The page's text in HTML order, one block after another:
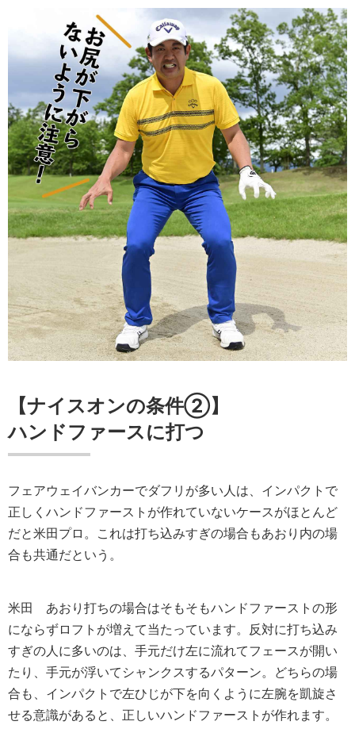
【ナイスオンの条件②】
ハンドファースに打つ
フェアウェイバンカーでダフリが多い人は、インパクトで
正しくハンドファーストが作れていないケースがほとんど
だと米田プロ。これは打ち込みすぎの場合もあおり内の場
合も共通だという。
米田 あおり打ちの場合はそもそもハンドファーストの形
にならずロフトが増えて当たっています。反対に打ち込み
すぎの人に多いのは、手元だけ左に流れてフェースが開い
たり、手元が浮いてシャンクスするパターン。どちらの場
合も、インパクトで左ひじが下を向くように左腕を凱旋さ
せる意識があると、正しいハンドファーストが作れます。